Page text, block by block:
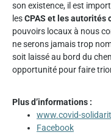
son existence, il est
lesCPAS et les autorités
pouvoirs locaux à nous
ne serons jamais trop
soit laissé au bord du
opportunité pour faire
Plus d’informations :
www.covid-
Facebook